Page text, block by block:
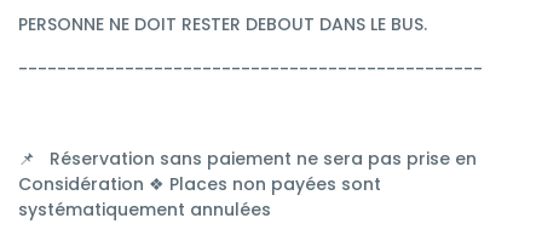
PERSONNE NE DOIT RESTER DEBOUT DANS LE BUS.
------------------------------------------------
📌 Réservation sans paiement ne sera pas prise en
Considération ❖ Places non payées sont
systématiquement annulées